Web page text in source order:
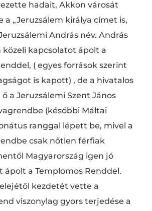
hadait, Akkon városát
a „Jeruzsálem királya címet is,
András név. András
közeli kapcsolatot ápolt a
( egyes források szerint
is kapott) , de a hivatalos
a Jeruzsálemi Szent János
(későbbi Máltai
ranggal lépett be, mivel a
csak nőtlen férfiak
Magyarország igen jó
ápolt a Templomos Renddel.
elejétől kezdetét vette a
viszonylag gyors terjedése a